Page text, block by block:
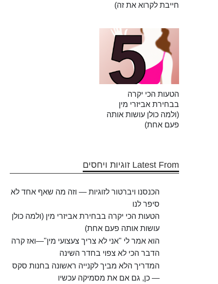
חייבת לקרוא את זה)
הטעות הכי יקרה
בבחירת אביזרי מין
(ולמה כולן עושות אותה
פעם אחת)
Latest From זוגיות ויחסים
הכנסנו ויברטור לזוגיות — וזה מה שאף אחד לא
סיפר לנו
הטעות הכי יקרה בבחירת אביזרי מין (ולמה כולן
עושות אותה פעם אחת)
הוא אמר לי "אני לא צריך צעצועי מין"—ואז קרה
הדבר הכי לא צפוי בחדר השינה
המדריך הלא מביך לקנייה ראשונה בחנות סקס
— כן, גם אם את מסמיקה עכשיו